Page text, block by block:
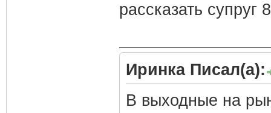
рассказать
Иринка Писал(а):
В выходные на